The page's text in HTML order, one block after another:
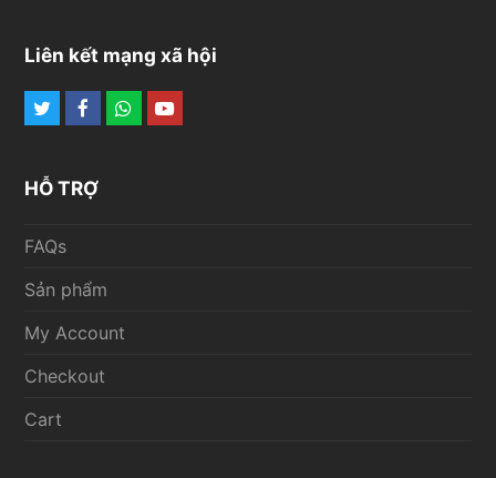
Liên kết mạng xã hội
TwitterFacebook
Whatsapp
Youtube
HỖ TRỢ
FAQs
Sản phẩm
My Account
Checkout
Cart